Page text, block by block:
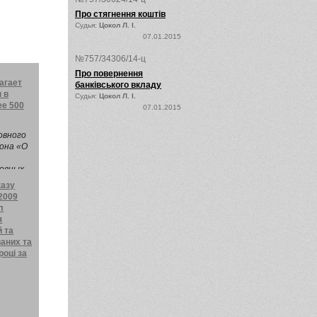
Про стягнення коштів
Судья: Цокол Л. І.
07.01.2015
№757/34306/14-ц
Про повернення
банківського вкладу
Судья: Цокол Л. І.
07.01.2015
в
500
«О
та
та
за